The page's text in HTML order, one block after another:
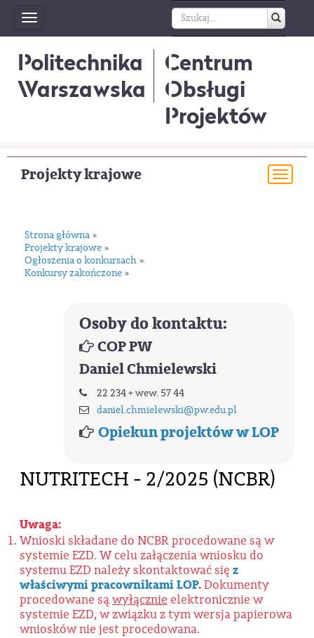
Toggle
navigation
Politechnika
Warszawska
Centrum
Obsługi
Projektów
Projekty krajowe
Strona główna »
Projekty krajowe »
Ogłoszenia o konkursach »
Konkursy zakończone »
Osoby do kontaktu:
COP PW
Daniel Chmielewski
22 234 + wew. 57 44
daniel.chmielewski@pw.edu.pl
Opiekun projektów w LOP
NUTRITECH - 2/2025 (NCBR)
Uwaga:
Wnioski składane do NCBR procedowane są w
systemie EZD. W celu załączenia wniosku do
systemu EZD należy skontaktować się z
właściwymi pracownikami LOP.Dokumenty
procedowane sąwyłącznie elektronicznie w
systemie EZD, w związku z tym wersja papierowa
wniosków nie jest procedowana.